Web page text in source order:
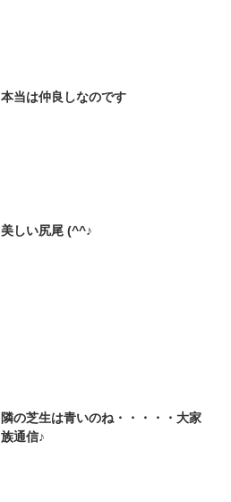
本当は仲良しなのです
美しい尻尾 (^^♪
隣の芝生は青いのね・・・・・大家
族通信♪